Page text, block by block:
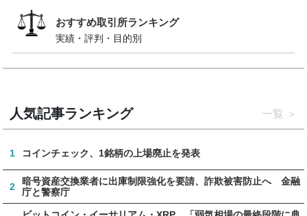
おすすめ取引所ランキング
実績・評判・目的別
人気記事ランキング 一覧
1 コインチェック、1銘柄の上場廃止を発表
2
暗号資産交換業者に出庫制限強化を要請、詐欺被害防止へ 金融
庁と警察庁